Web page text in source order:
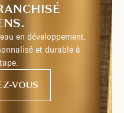
en développement.
et durable à
VOUS